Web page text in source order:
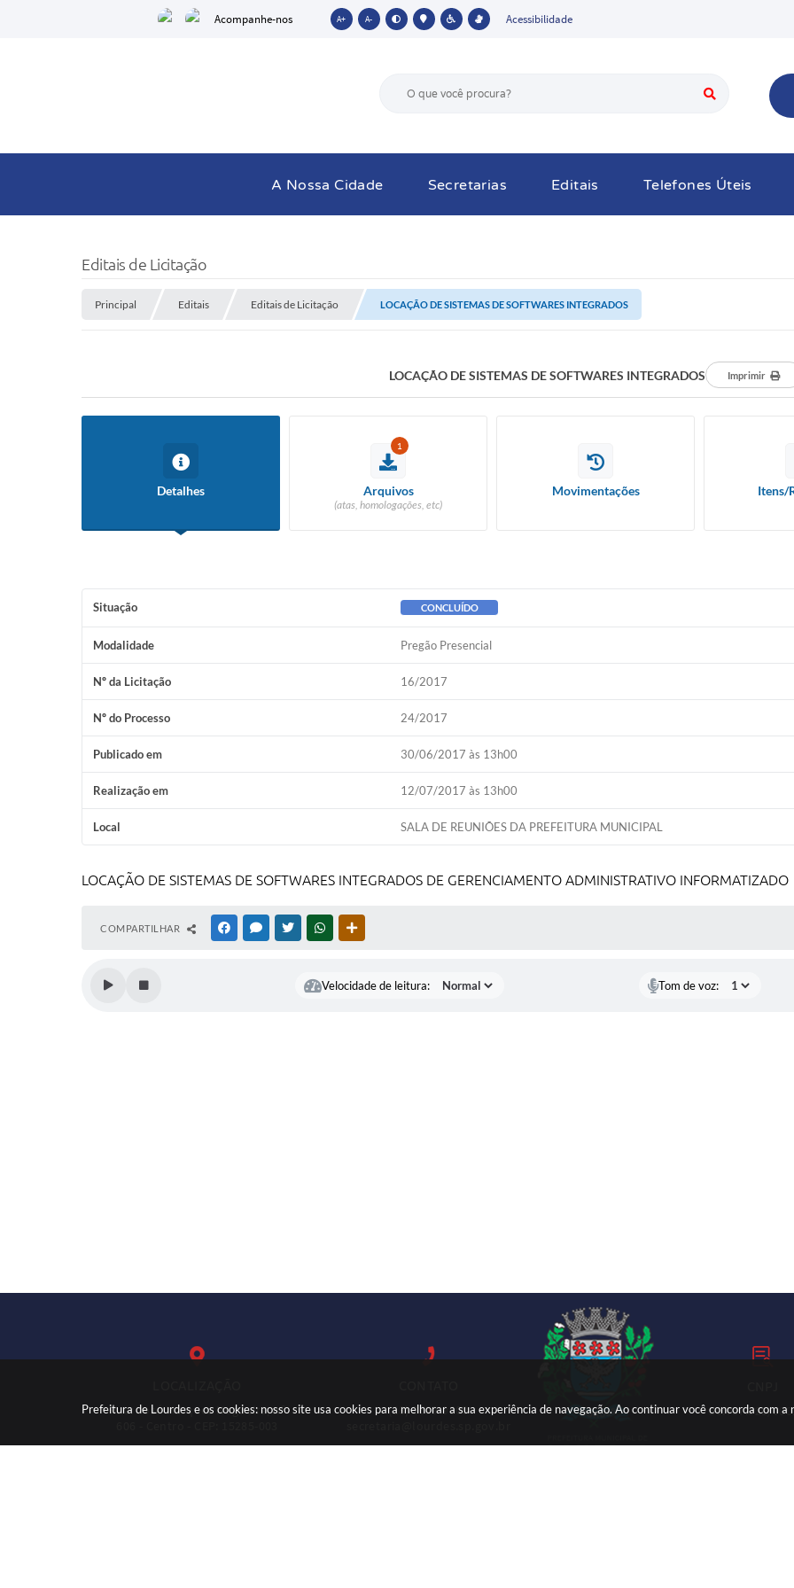
Prefeitura de Lourdes e os cookies: nosso site usa cookies para melhorar a sua experiência de navegação. Ao continuar você concorda com a
Acompanhe-nos A+ A- Acessibilidade
A Nossa Cidade Secretarias Editais Telefones Úteis
Editais de Licitação
Principal Editais Editais de Licitação LOCAÇÃO DE SISTEMAS DE SOFTWARES INTEGRADOS
LOCAÇÃO DE SISTEMAS DE SOFTWARES INTEGRADOS Imprimir
Detalhes
1
Arquivos
(atas, homologações, etc)
Movimentações Itens/
Situação CONCLUÍDO
Modalidade Pregão Presencial
Nº da Licitação 16/2017
Nº do Processo 24/2017
Publicado em 30/06/2017 às 13h00
Realização em 12/07/2017 às 13h00
Local SALA DE REUNIÕES DA PREFEITURA MUNICIPAL
LOCAÇÃO DE SISTEMAS DE SOFTWARES INTEGRADOS DE GERENCIAMENTO ADMINISTRATIVO INFORMATIZADO
COMPARTILHAR FACEBOOKMESSENGER
TWITTERWHATSAPP
Velocidade de leitura: Tom de voz:
Rua: José Marques Nogueira, nº
(18) 3699-9000
59.767.921/